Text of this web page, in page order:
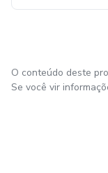
O conteúdo deste
Se você vir